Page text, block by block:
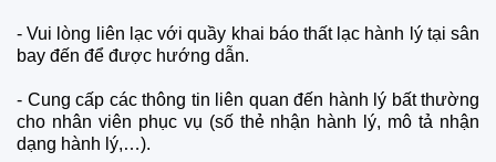
- Vui lòng liên lạc với quầy khai báo thất lạc hành lý tại sân
bay đến để được hướng dẫn.
- Cung cấp các thông tin liên quan đến hành lý bất thường
cho nhân viên phục vụ (số thẻ nhận hành lý, mô tả nhận
dạng hành lý,…).